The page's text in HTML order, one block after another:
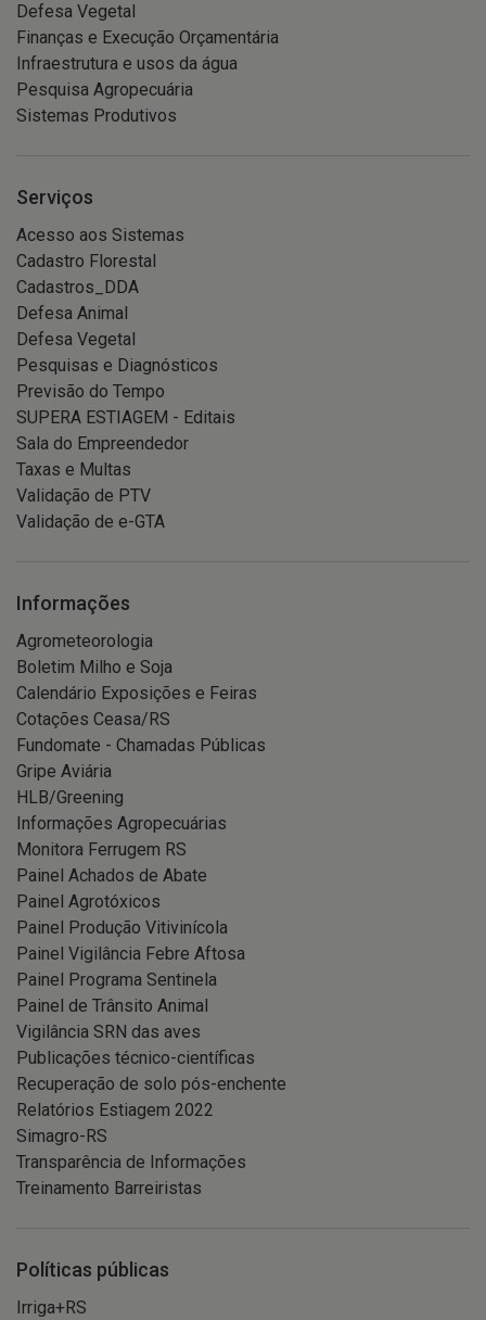
Defesa Vegetal
Finanças e Execução Orçamentária
Infraestrutura e usos da água
Pesquisa Agropecuária
Sistemas Produtivos
Serviços
Acesso aos Sistemas
Cadastro Florestal
Cadastros_DDA
Defesa Animal
Defesa Vegetal
Pesquisas e Diagnósticos
Previsão do Tempo
SUPERA ESTIAGEM - Editais
Sala do Empreendedor
Taxas e Multas
Validação de PTV
Validação de e-GTA
Informações
Agrometeorologia
Boletim Milho e Soja
Calendário Exposições e Feiras
Cotações Ceasa/RS
Fundomate - Chamadas Públicas
Gripe Aviária
HLB/Greening
Informações Agropecuárias
Monitora Ferrugem RS
Painel Achados de Abate
Painel Agrotóxicos
Painel Produção Vitivinícola
Painel Vigilância Febre Aftosa
Painel Programa Sentinela
Painel de Trânsito Animal
Vigilância SRN das aves
Publicações técnico-científicas
Recuperação de solo pós-enchente
Relatórios Estiagem 2022
Simagro-RS
Transparência de Informações
Treinamento Barreiristas
Políticas públicas
Irriga+RS